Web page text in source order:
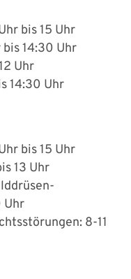
bis 15 Uhr
14:30 Uhr
Uhr
14:30 Uhr
bis 15 Uhr
13 Uhr
Uhr
8-11